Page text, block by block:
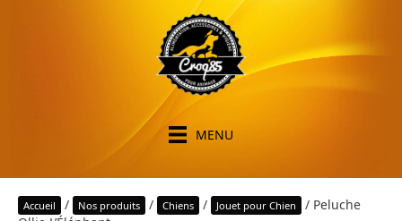
MENU
Accueil / Nos produits / Chiens / Jouet pour Chien
/ Peluche